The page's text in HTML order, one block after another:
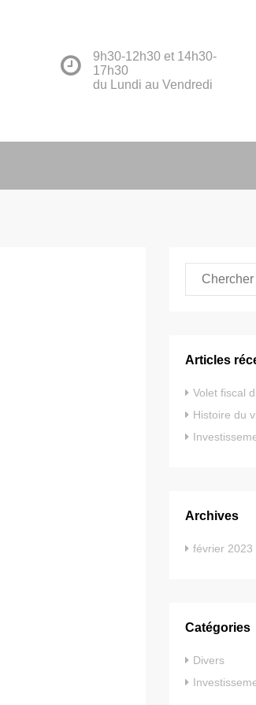
9h30-12h30 et 14h30-
17h30
du Lundi au Vendredi
Articles
Volet fiscal
Histoire du
Archives
février 2023
Catégories
Divers